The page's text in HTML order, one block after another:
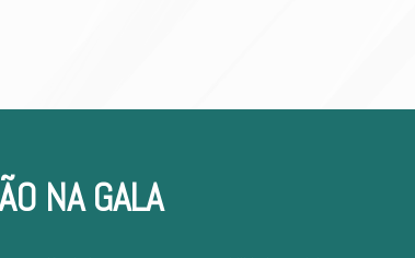
NA GALA